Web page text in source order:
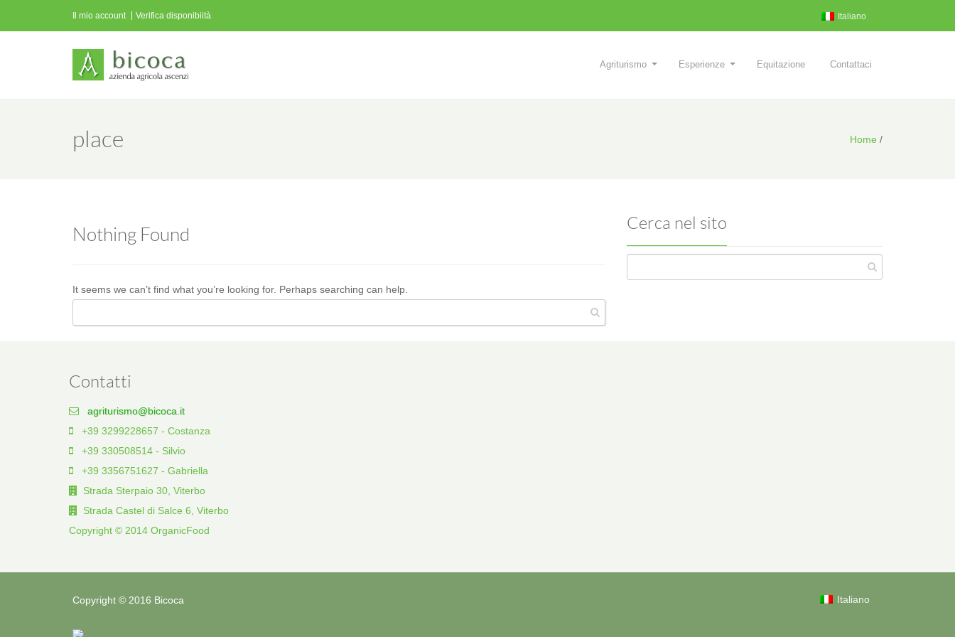
Il mio account Verifica disponibiità Italiano
Agriturismo Esperienze Equitazione Contattaci
place Home /
Nothing Found
It seems we can’t find what you’re looking for. Perhaps searching can help.
Cerca nel sito
Contatti
agriturismo@bicoca.it
+39 3299228657 - Costanza
+39 330508514 - Silvio
+39 3356751627 - Gabriella
Strada Sterpaio 30, Viterbo
Strada Castel di Salce 6, Viterbo
Copyright © 2014 OrganicFood
Copyright © 2016 Bicoca Italiano